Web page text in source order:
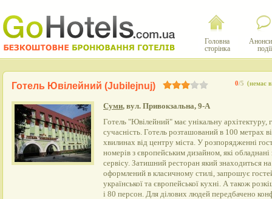
Головна
сторінка
події
0/5 (немає
Готель Ювілейний (Jubilejnuj)
Суми, вул. Привокзальна, 9-А
Готель "Ювілейний" має унікальну архітектуру,
сучасність. Готель розташований в 100 метрах
хвилинах від центру міста. У розпорядженні
номерів з європейським дизайном, які
сервісу. Затишний ресторан який знаходиться
оформлений в класичному стилі, запрошує
української та європейської кухні. А також
і 80 персон. Для ділових людей передбачено